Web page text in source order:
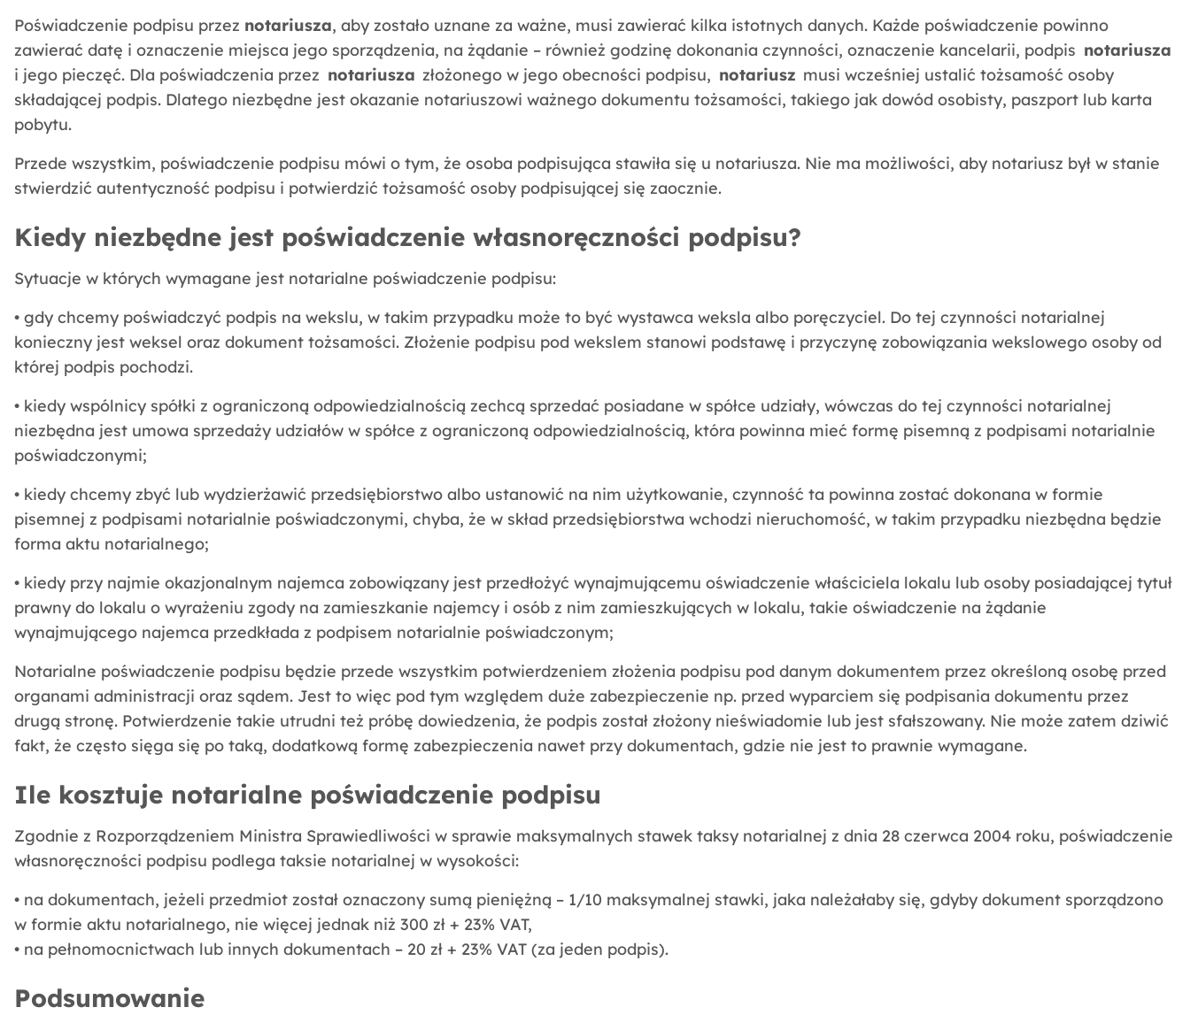
Poświadczenie podpisu przez notariusza, aby zostało uznane za ważne, musi zawierać kilka istotnych danych. Każde poświadczenie powinno
zawierać datę i oznaczenie miejsca jego sporządzenia, na żądanie – również godzinę dokonania czynności, oznaczenie kancelarii, podpis notariusza
i jego pieczęć. Dla poświadczenia przez notariusza złożonego w jego obecności podpisu, notariusz musi wcześniej ustalić tożsamość osoby
składającej podpis. Dlatego niezbędne jest okazanie notariuszowi ważnego dokumentu tożsamości, takiego jak dowód osobisty, paszport lub karta
pobytu.
Przede wszystkim, poświadczenie podpisu mówi o tym, że osoba podpisująca stawiła się u notariusza. Nie ma możliwości, aby notariusz był w stanie
stwierdzić autentyczność podpisu i potwierdzić tożsamość osoby podpisującej się zaocznie.
Kiedy niezbędne jest poświadczenie własnoręczności podpisu?
Sytuacje w których wymagane jest notarialne poświadczenie podpisu:
• gdy chcemy poświadczyć podpis na wekslu, w takim przypadku może to być wystawca weksla albo poręczyciel. Do tej czynności notarialnej
konieczny jest weksel oraz dokument tożsamości. Złożenie podpisu pod wekslem stanowi podstawę i przyczynę zobowiązania wekslowego osoby od
której podpis pochodzi.
• kiedy wspólnicy spółki z ograniczoną odpowiedzialnością zechcą sprzedać posiadane w spółce udziały, wówczas do tej czynności notarialnej
niezbędna jest umowa sprzedaży udziałów w spółce z ograniczoną odpowiedzialnością, która powinna mieć formę pisemną z podpisami notarialnie
poświadczonymi;
• kiedy chcemy zbyć lub wydzierżawić przedsiębiorstwo albo ustanowić na nim użytkowanie, czynność ta powinna zostać dokonana w formie
pisemnej z podpisami notarialnie poświadczonymi, chyba, że w skład przedsiębiorstwa wchodzi nieruchomość, w takim przypadku niezbędna będzie
forma aktu notarialnego;
• kiedy przy najmie okazjonalnym najemca zobowiązany jest przedłożyć wynajmującemu oświadczenie właściciela lokalu lub osoby posiadającej tytuł
prawny do lokalu o wyrażeniu zgody na zamieszkanie najemcy i osób z nim zamieszkujących w lokalu, takie oświadczenie na żądanie
wynajmującego najemca przedkłada z podpisem notarialnie poświadczonym;
Notarialne poświadczenie podpisu będzie przede wszystkim potwierdzeniem złożenia podpisu pod danym dokumentem przez określoną osobę przed
organami administracji oraz sądem. Jest to więc pod tym względem duże zabezpieczenie np. przed wyparciem się podpisania dokumentu przez
drugą stronę. Potwierdzenie takie utrudni też próbę dowiedzenia, że podpis został złożony nieświadomie lub jest sfałszowany. Nie może zatem dziwić
fakt, że często sięga się po taką, dodatkową formę zabezpieczenia nawet przy dokumentach, gdzie nie jest to prawnie wymagane.
Ile kosztuje notarialne poświadczenie podpisu
Zgodnie z Rozporządzeniem Ministra Sprawiedliwości w sprawie maksymalnych stawek taksy notarialnej z dnia 28 czerwca 2004 roku, poświadczenie
własnoręczności podpisu podlega taksie notarialnej w wysokości:
• na dokumentach, jeżeli przedmiot został oznaczony sumą pieniężną – 1/10 maksymalnej stawki, jaka należałaby się, gdyby dokument sporządzono
w formie aktu notarialnego, nie więcej jednak niż 300 zł + 23% VAT,
• na pełnomocnictwach lub innych dokumentach – 20 zł + 23% VAT (za jeden podpis).
Podsumowanie